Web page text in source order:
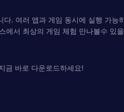
. 여러 앱과 게임 동시에 실행 가
에서 최상의 게임 체험 만나볼수 있
금 바로 다운로드하세요!